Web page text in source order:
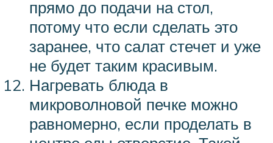
прямо до подачи на стол,
потому что если сделать это
заранее, что салат стечет и уже
не будет таким красивым.
Нагревать блюда в
микроволновой печке можно
равномерно, если проделать в